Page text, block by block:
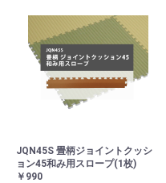
JQN45S 畳柄ジョイントクッシ
ョン45和み用スロープ(1枚)
￥990